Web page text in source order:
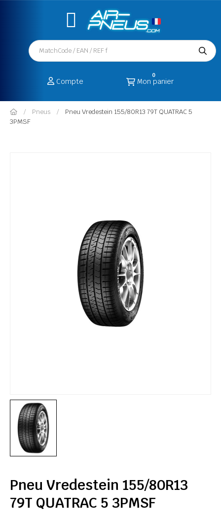
Compte Mon panier
0
Pneus
Pneu Vredestein 155/80R13 79T QUATRAC 5
3PMSF
Pneu Vredestein 155/80R13
79T QUATRAC 5 3PMSF